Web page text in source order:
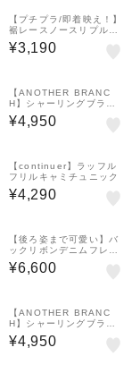
【プチプラ/即着映え！】
裾レースノースリプルオ
ーバー
¥3,190
【ANOTHER BRANC
H】シャーリングブラウ
ス
¥4,950
【continuer】ラッフル
フリルキャミチュニック
¥4,290
【後ろ姿まで可愛い】バ
ックリボンデニムフレア
パンツ
¥6,600
【ANOTHER BRANC
H】シャーリングブラウ
ス
¥4,950